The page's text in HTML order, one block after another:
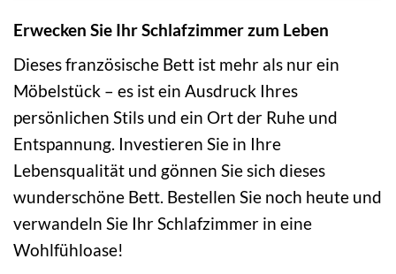
Erwecken Sie Ihr Schlafzimmer zum Leben
Dieses französische Bett ist mehr als nur ein
Möbelstück – es ist ein Ausdruck Ihres
persönlichen Stils und ein Ort der Ruhe und
Entspannung. Investieren Sie in Ihre
Lebensqualität und gönnen Sie sich dieses
wunderschöne Bett. Bestellen Sie noch heute und
verwandeln Sie Ihr Schlafzimmer in eine
Wohlfühloase!